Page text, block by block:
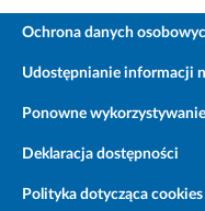
Ochrona danych
Udostępnianie informacji
Ponowne
Deklaracja dostępności
Polityka dotycząca